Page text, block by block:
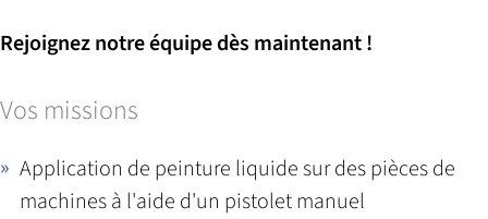
Rejoignez notre équipe dès maintenant !
Vos missions
Application de peinture liquide sur des pièces de
machines à l'aide d'un pistolet manuel